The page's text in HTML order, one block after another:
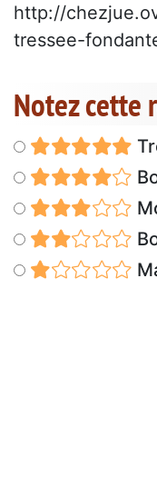
http://
tressee-
Notez cette